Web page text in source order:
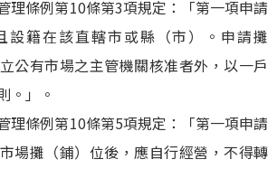
理條例第10條第3項規定：「第一項申請
設籍在該直轄市或縣（市）。申請攤
公有市場之主管機關核准者外，以一戶
。」。
理條例第10條第5項規定：「第一項申請
場攤（鋪）位後，應自行經營，不得轉